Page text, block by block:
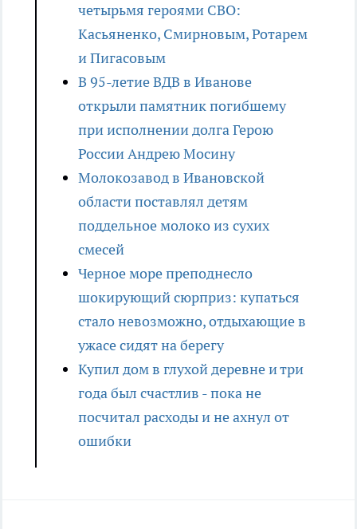
четырьмя героями СВО:
Касьяненко, Смирновым, Ротарем
и Пигасовым
В 95-летие ВДВ в Иванове
открыли памятник погибшему
при исполнении долга Герою
России Андрею Мосину
Молокозавод в Ивановской
области поставлял детям
поддельное молоко из сухих
смесей
Черное море преподнесло
шокирующий сюрприз: купаться
стало невозможно, отдыхающие в
ужасе сидят на берегу
Купил дом в глухой деревне и три
года был счастлив - пока не
посчитал расходы и не ахнул от
ошибки